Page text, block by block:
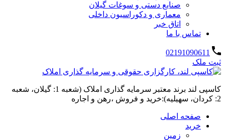
صنایع دستی و سوغات گیلان
معماری و دکوراسیون داخلی
اتاق خبر
تماس با ما
02191090611
ثبت ملک
کاسپی لند برند معتبر سرمایه گذاری املاک (شعبه 1: گیلان، شعبه
2: کردان، سهیلیه):خرید و فروش ،رهن و اجاره
صفحه اصلی
خرید
زمین